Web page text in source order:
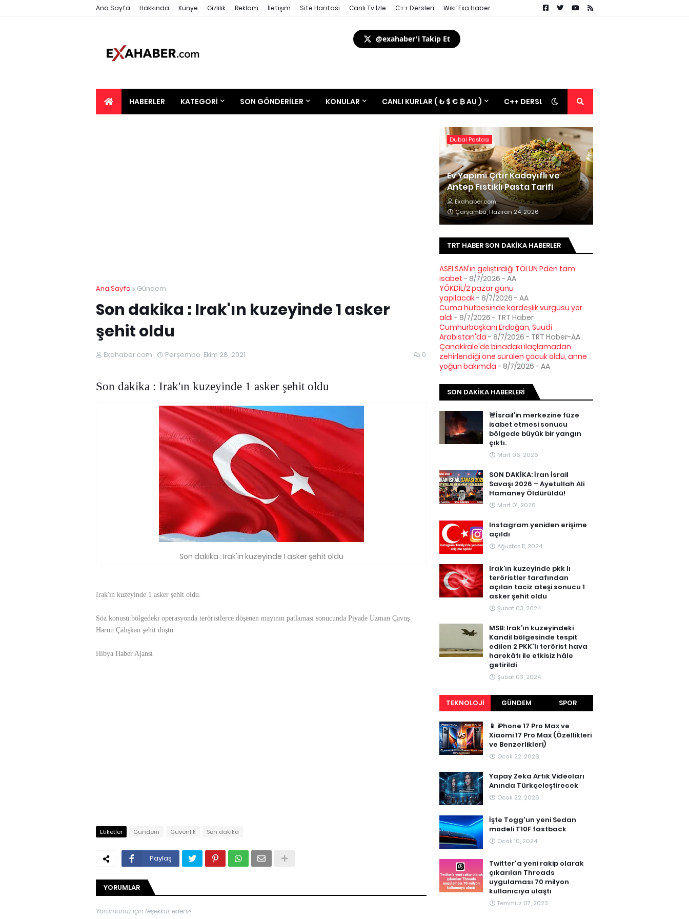
Ana Sayfa Hakkında Künye Gizlilik Reklam İletişim Site Haritası Canlı Tv İzle C++ Dersleri Wiki: Exa Haber
@exahaber'i Takip Et
HABERLER KATEGORI SON GÖNDERILER KONULAR CANLI KURLAR ( ₺ $ € ₿ AU ) C++ DERSLERİ
Ana Sayfa Gündem
Son dakika : Irak'ın kuzeyinde 1 asker
şehit oldu
Exahaber.com Perşembe, Ekim 28, 2021 0
Son dakika : Irak'ın kuzeyinde 1 asker şehit oldu
Son dakika : Irak'ın kuzeyinde 1 asker şehit oldu
Irak'ın kuzeyinde 1 asker şehit oldu.
Söz konusu bölgedeki operasyonda teröristlerce döşenen mayının patlaması sonucunda Piyade Uzman Çavuş
Harun Çalışkan şehit düştü.
Hibya Haber Ajansı
Etiketler Gündem Güvenlik Son dakika
Paylaş
YORUMLAR
Yorumunuz için teşekkür ederiz!
Dubai Pastası
Ev Yapımı Çıtır Kadayıflı ve
Antep Fıstıklı Pasta Tarifi
Exahaber.com
Çarşamba, Haziran 24, 2026
TRT HABER SON DAKIKA HABERLER
ASELSAN'ın geliştirdiği TOLUN Pden tam
isabet - 8/7/2026 - AA
YÖKDİL/2 pazar günü
yapılacak- 8/7/2026 - AA
Cuma hutbesinde kardeşlik vurgusu yer
aldı - 8/7/2026 - TRT Haber
Cumhurbaşkanı Erdoğan, Suudi
Arabistan'da - 8/7/2026 - TRT Haber-AA
Çanakkale'de binadaki ilaçlamadan
zehirlendiği öne sürülen çocuk öldü, anne
yoğun bakımda - 8/7/2026 - AA
SON DAKIKA HABERLERI
🚨İsrail’in merkezine füze
isabet etmesi sonucu
bölgede büyük bir yangın
çıktı.
Mart 06, 2026
SON DAKİKA: İran İsrail
Savaşı 2026 – Ayetullah Ali
Hamaney Öldürüldü!
Mart 01, 2026
Instagram yeniden erişime
açıldı
Ağustos 11, 2024
Irak’ın kuzeyinde pkk lı
teröristler tarafından
açılan taciz ateşi sonucu 1
asker şehit oldu
Şubat 03, 2024
MSB: Irak’ın kuzeyindeki
Kandil bölgesinde tespit
edilen 2 PKK'lı terörist hava
harekâtı ile etkisiz hâle
getirildi
Şubat 03, 2024
TEKNOLOJI GÜNDEM SPOR
📱 iPhone 17 Pro Max ve
Xiaomi 17 Pro Max (Özellikleri
ve Benzerlikleri)
Ocak 22, 2026
Yapay Zeka Artık Videoları
Anında Türkçeleştirecek
Ocak 22, 2026
İşte Togg'un yeni Sedan
modeli T10F fastback
Ocak 10, 2024
Twitter'a yeni rakip olarak
çıkarılan Threads
uygulaması 70 milyon
kullanıcıya ulaştı
Temmuz 07, 2023